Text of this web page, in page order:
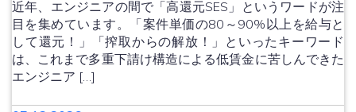
近年、エンジニアの間で「高還元SES」というワードが注
目を集めています。「案件単価の80～90%以上を給与と
して還元！」「搾取からの解放！」といったキーワード
は、これまで多重下請け構造による低賃金に苦しんできた
エンジニア […]